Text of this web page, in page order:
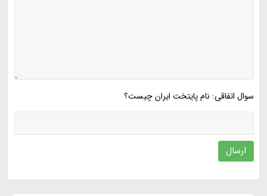
سوال اتفاقی: نام پایتخت ایران چیست؟
ارسال